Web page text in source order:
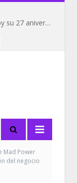
Barack y Michelle Obama celebran hoy su 27 aniversario de bodas
Mad Power
del negocio